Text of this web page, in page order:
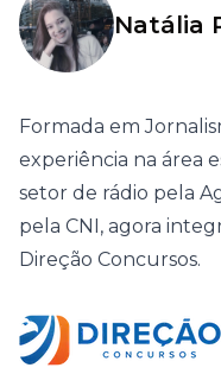
Natália
Formada em
experiência na área
setor de rádio pela
pela CNI, agora
Direção Concursos.